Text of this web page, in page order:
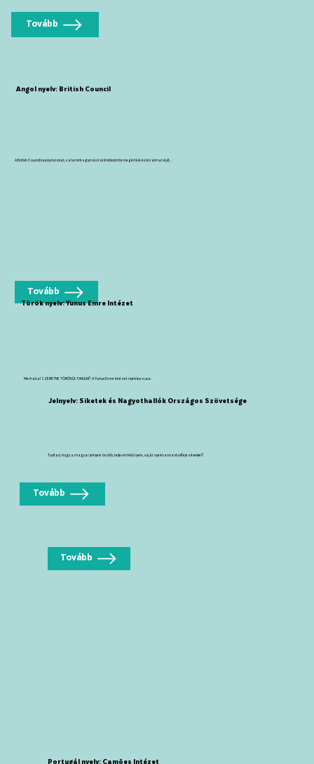
Portugál nyelv: Camões Intézet
Jelnyelv: Siketek és Nagyothallók Országos Szövetsége
Tudtad, hogy a magyar jelnyelv önálló, teljes értékű nyelv, saját nyelvtannal és kifejezésekkel?
Tovább
Angol nyelv: British Council
A British Council kapcsolatokat, valamint egymás iránti kölcsönös megértést és bizalmat épít...
Tovább
Török nyelv: Yunus Emre Intézet
Merhaba! SZERETNE TÖRÖKÜL TANULNI? A Yunus Emre Intézet nyelvkurzusa:
Tovább
Tovább